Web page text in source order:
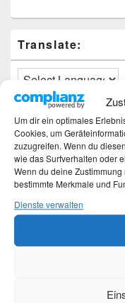
Um dir ein optimales
Cookies, um
zuzugreifen. Wenn du
wie das Surfverhalten oder
Wenn du deine
bestimmte Merkmale und
Dienste verwalten
Translate:
Neueste
Hochzeitstage und
Sturz – Nachtrag
Sturz mit Folgen
Gibt es was Neues?
Älter werden